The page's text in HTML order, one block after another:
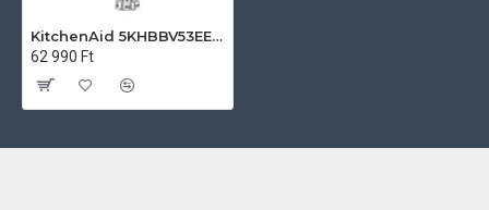
KitchenAid 5KHBBV53EER KitchenAid rúdmixer
62 990 Ft